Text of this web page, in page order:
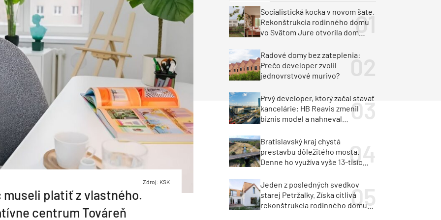
Interiérový dizajn Urbanizmus
Inžinierske siete
Solárne kolektory
Klimatizácia a vetranie
Stavebná technika
Bonusy Klubu ASB Manažérsky kurz Milan Murcka
Zdroj: KSK
platiť z vlastného.
centrum Továreň
Socialistická kocka v novom šate.
Rekonštrukcia rodinného domu
vo Svätom Jure otvorila dom
Radové domy bez zateplenia:
Prečo developer zvolil
jednovrstvové murivo?
Prvý developer, ktorý začal stavať
kancelárie: HB Reavis zmenil
biznis model a nahneval
Bratislavský kraj chystá
prestavbu dôležitého mosta.
Denne ho využíva vyše 13-tisíc
Jeden z posledných svedkov
starej Petržalky. Získa citlivá
rekonštrukcia rodinného domu